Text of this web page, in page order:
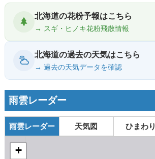
北海道の花粉予報はこちら
→ スギ・ヒノキ花粉飛散情報
北海道の過去の天気はこちら
→ 過去の天気データを確認
雨雲レーダー
雨雲レーダー 天気図 ひまわり
+